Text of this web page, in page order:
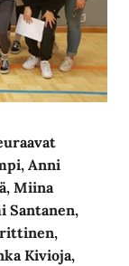
Anni
Miina
Santanen,
Kivioja,